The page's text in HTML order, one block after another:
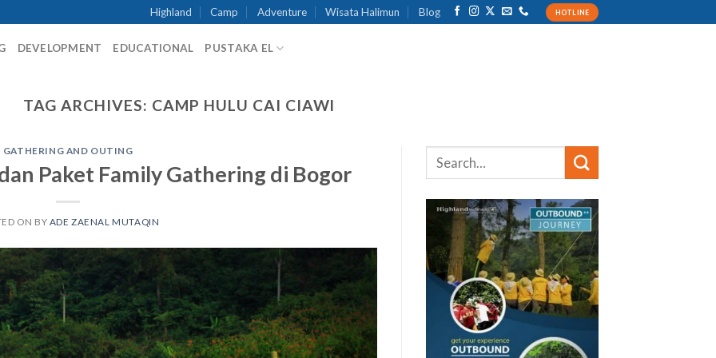
Highland Camp Adventure Wisata Halimun Blog HOTLINE
DEVELOPMENT EDUCATIONAL PUSTAKA EL
TAG ARCHIVES: CAMP HULU CAI CIAWI
GATHERING AND OUTING
Paket Family Gathering di Bogor
ON BY ADE ZAENAL MUTAQIN